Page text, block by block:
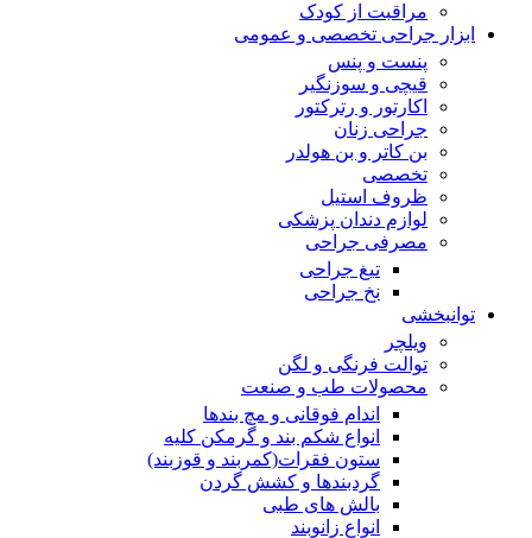
مراقبت از کودک
ابزار جراحی تخصصی و عمومی
پنست و پنس
قیچی و سوزنگیر
اکارتور و رترکتور
جراحی زنان
بن کاتر و بن هولدر
تخصصی
ظروف استیل
لوازم دندان پزشکی
مصرفی جراحی
تیغ جراحی
نخ جراحی
توانبخشی
ویلچر
توالت فرنگی و لگن
محصولات طب و صنعت
اندام فوقانی و مچ بندها
انواع شکم بند و گرمکن کلیه
ستون فقرات(کمربند و قوزبند)
گردبندها و کشش گردن
بالش های طبی
انواع زانوبند